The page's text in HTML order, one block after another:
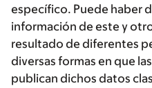
específico. Puede haber
información de este y
resultado de diferentes
diversas formas en que
publican dichos datos